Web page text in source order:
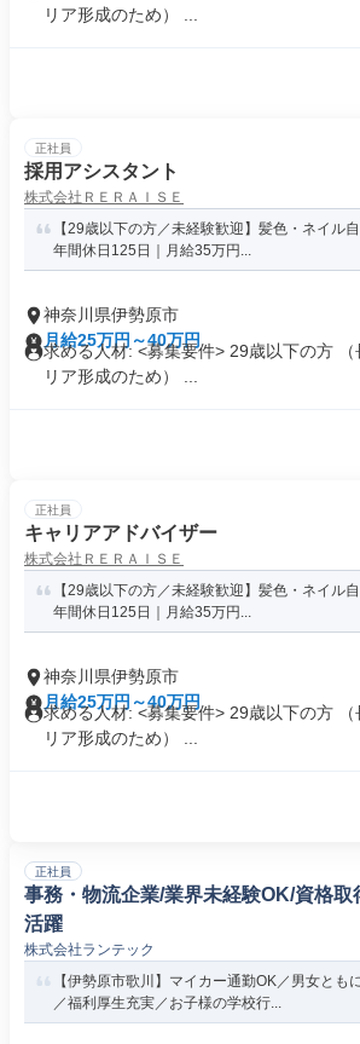
リア形成のため） ...
正社員
採用アシスタント
株式会社ＲＥＲＡＩＳＥ
【29歳以下の方／未経験歓迎】髪色・ネイル
年間休日125日｜月給35万円...
神奈川県伊勢原市
月給25万円～40万円
求める人材: <募集要件> 29歳以下の方 （
リア形成のため） ...
正社員
キャリアアドバイザー
株式会社ＲＥＲＡＩＳＥ
【29歳以下の方／未経験歓迎】髪色・ネイル
年間休日125日｜月給35万円...
神奈川県伊勢原市
月給25万円～40万円
求める人材: <募集要件> 29歳以下の方 （
リア形成のため） ...
正社員
事務・物流企業/業界未経験OK/資格取
活躍
株式会社ランテック
【伊勢原市歌川】マイカー通勤OK／男女とも
／福利厚生充実／お子様の学校行...